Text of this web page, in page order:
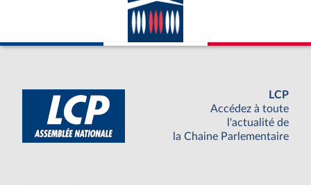
LCP
Accédez à toute
l'actualité de
la Chaine Parlementaire